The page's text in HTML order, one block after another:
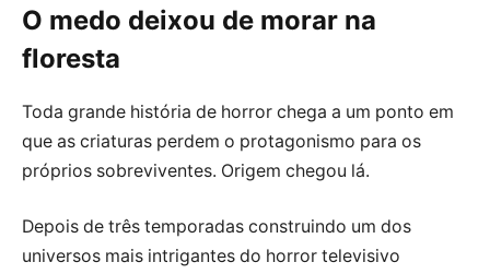
O medo deixou de morar na
floresta
Toda grande história de horror chega a um ponto em
que as criaturas perdem o protagonismo para os
próprios sobreviventes. Origem chegou lá.
Depois de três temporadas construindo um dos
universos mais intrigantes do horror televisivo